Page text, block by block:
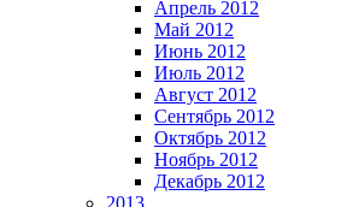
Апрель 2012
Май 2012
Июнь 2012
Июль 2012
Август 2012
Сентябрь 2012
Октябрь 2012
Ноябрь 2012
Декабрь 2012
2013